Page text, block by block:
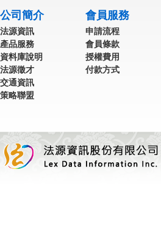
公司簡介
法源資訊
產品服務
資料庫說明
法源徵才
交通資訊
策略聯盟
會員服務
申請流程
會員條款
授權費用
付款方式